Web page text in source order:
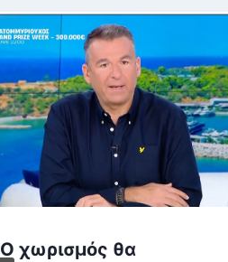
Ο χωρισμός θα